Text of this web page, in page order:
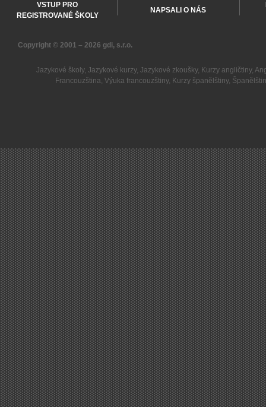
VSTUP PRO
REGISTROVANÉ ŠKOLY
NAPSALI O NÁS
Copyright © 2001 – 2026 gdi, s.r.o.
Jazykové školy, Jazykové kurzy, Jazykové zkoušky, Kurzy angličtiny,
Francouzština,Výuka francouzštiny, Kurzy španělštiny,